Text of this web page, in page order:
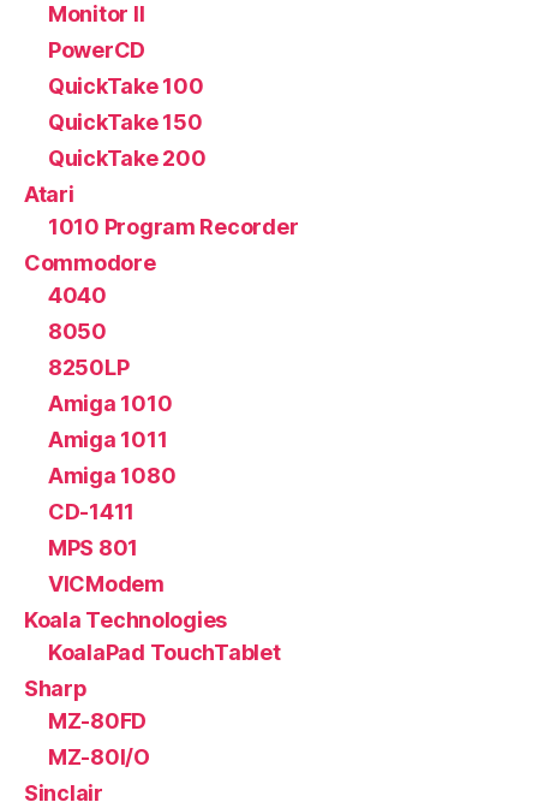
Monitor II
PowerCD
QuickTake 100
QuickTake 150
QuickTake 200
Atari
1010 Program Recorder
Commodore
4040
8050
8250LP
Amiga 1010
Amiga 1011
Amiga 1080
CD-1411
MPS 801
VICModem
Koala Technologies
KoalaPad TouchTablet
Sharp
MZ-80FD
MZ-80I/O
Sinclair